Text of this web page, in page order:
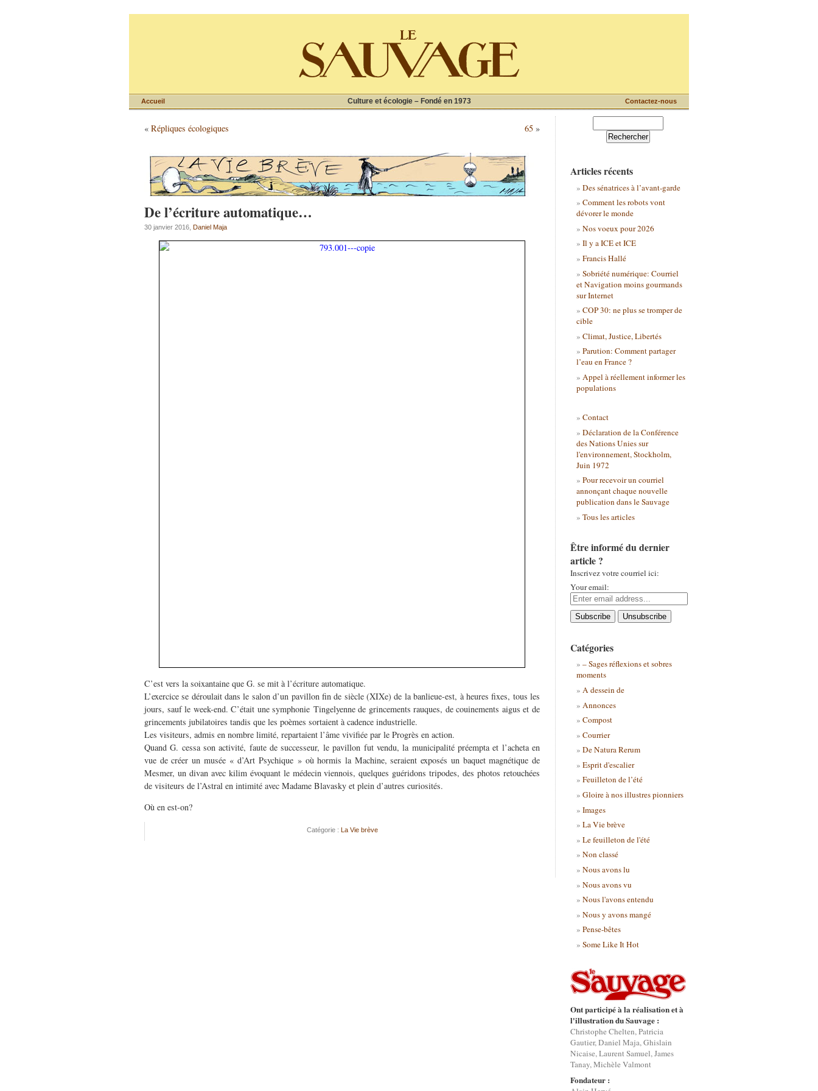
Culture et écologie – Fondé en 1973
Accueil Contactez-nous
« Répliques écologiques 65 »
De l’écriture automatique…
30 janvier 2016, Daniel Maja
C’est vers la soixantaine que G. se mit à l’écriture automatique.
L’exercice se déroulait dans le salon d’un pavillon fin de siècle (XIXe) de la banlieue-est, à heures fixes, tous les
jours, sauf le week-end. C’était une symphonie Tingelyenne de grincements rauques, de couinements aigus et de
grincements jubilatoires tandis que les poèmes sortaient à cadence industrielle.
Les visiteurs, admis en nombre limité, repartaient l’âme vivifiée par le Progrès en action.
Quand G. cessa son activité, faute de successeur, le pavillon fut vendu, la municipalité préempta et l’acheta en
vue de créer un musée « d’Art Psychique » où hormis la Machine, seraient exposés un baquet magnétique de
Mesmer, un divan avec kilim évoquant le médecin viennois, quelques guéridons tripodes, des photos retouchées
de visiteurs de l’Astral en intimité avec Madame Blavasky et plein d’autres curiosités.
Où en est-on?
Catégorie : La Vie brève
Articles récents
Des sénatrices à l’avant-garde
Comment les robots vont
dévorer le monde
Nos voeux pour 2026
Il y a ICE et ICE
Francis Hallé
Sobriété numérique: Courriel
et Navigation moins gourmands
sur Internet
COP 30: ne plus se tromper de
cible
Climat, Justice, Libertés
Parution: Comment partager
l’eau en France ?
Appel à réellement informer les
populations
Contact
Déclaration de la Conférence
des Nations Unies sur
l'environnement, Stockholm,
Juin 1972
Pour recevoir un courriel
annonçant chaque nouvelle
publication dans le Sauvage
Tous les articles
Être informé du dernier
article ?
Inscrivez votre courriel ici:
Your email:
Catégories
– Sages réflexions et sobres
moments
A dessein de
Annonces
Compost
Courrier
De Natura Rerum
Esprit d'escalier
Feuilleton de l’été
Gloire à nos illustres pionniers
Images
La Vie brève
Le feuilleton de l'été
Non classé
Nous avons lu
Nous avons vu
Nous l'avons entendu
Nous y avons mangé
Pense-bêtes
Some Like It Hot
Ont participé à la réalisation et à
l'illustration du Sauvage :
Christophe Chelten, Patricia
Gautier, Daniel Maja, Ghislain
Nicaise, Laurent Samuel, James
Tanay, Michèle Valmont
Fondateur :